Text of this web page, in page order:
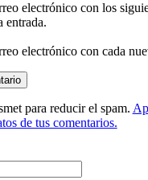
electrónico con los
entrada.
electrónico con cada
para reducir el spam.
de tus comentarios.